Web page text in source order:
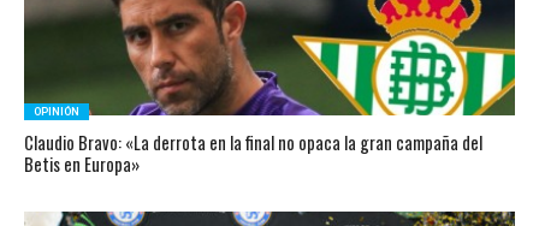
OPINIÓN
Claudio Bravo: «La derrota en la final no opaca la gran campaña del
Betis en Europa»